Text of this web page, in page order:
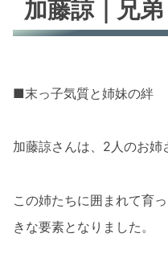
加藤諒｜兄弟
■末っ子気質と姉妹の絆
加藤諒さんは、2人のお姉
この姉たちに囲まれて育
きな要素となりました。